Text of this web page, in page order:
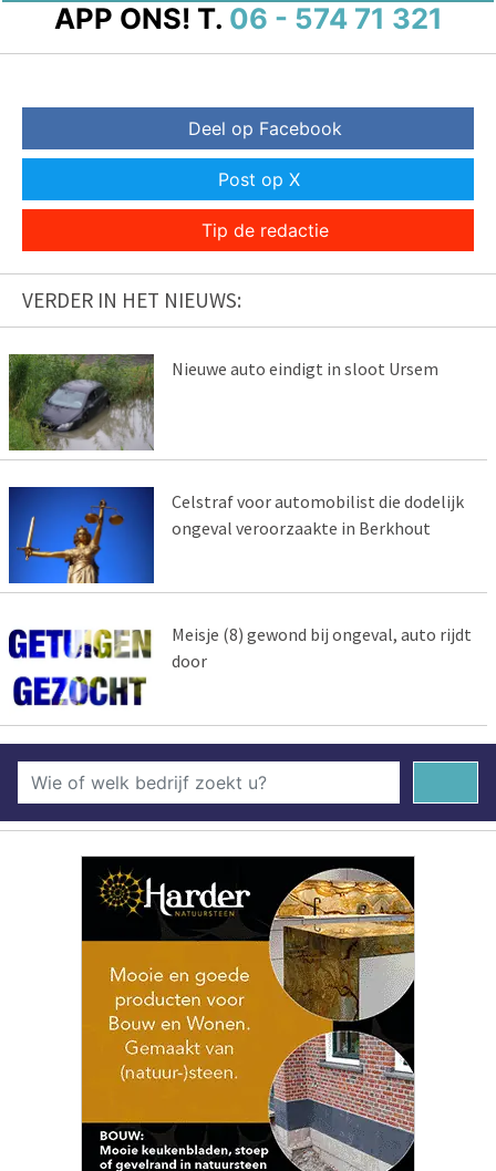
APP ONS! T. 06 - 574 71 321
Deel op Facebook
Post op X
Tip de redactie
VERDER IN HET NIEUWS:
Nieuwe auto eindigt in sloot Ursem
Celstraf voor automobilist die dodelijk
ongeval veroorzaakte in Berkhout
Meisje (8) gewond bij ongeval, auto rijdt
door